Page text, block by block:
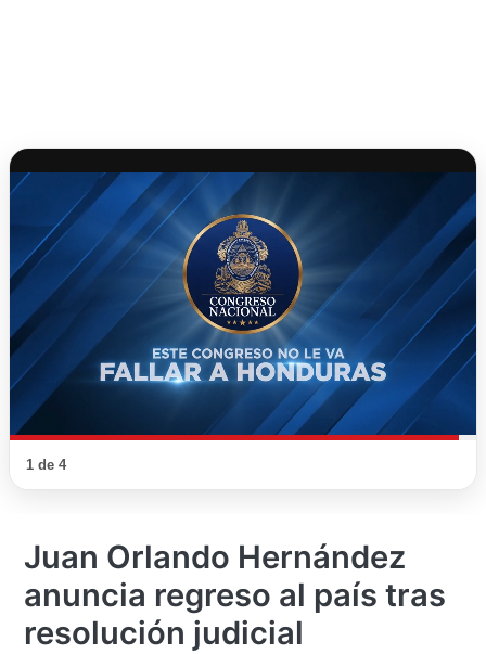
1 de 4
Juan Orlando Hernández
anuncia regreso al país tras
resolución judicial